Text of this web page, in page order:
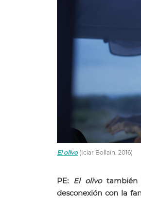
El olivo(Icíar Bollaín, 2016)
PE: El olivotambién
desconexión con la